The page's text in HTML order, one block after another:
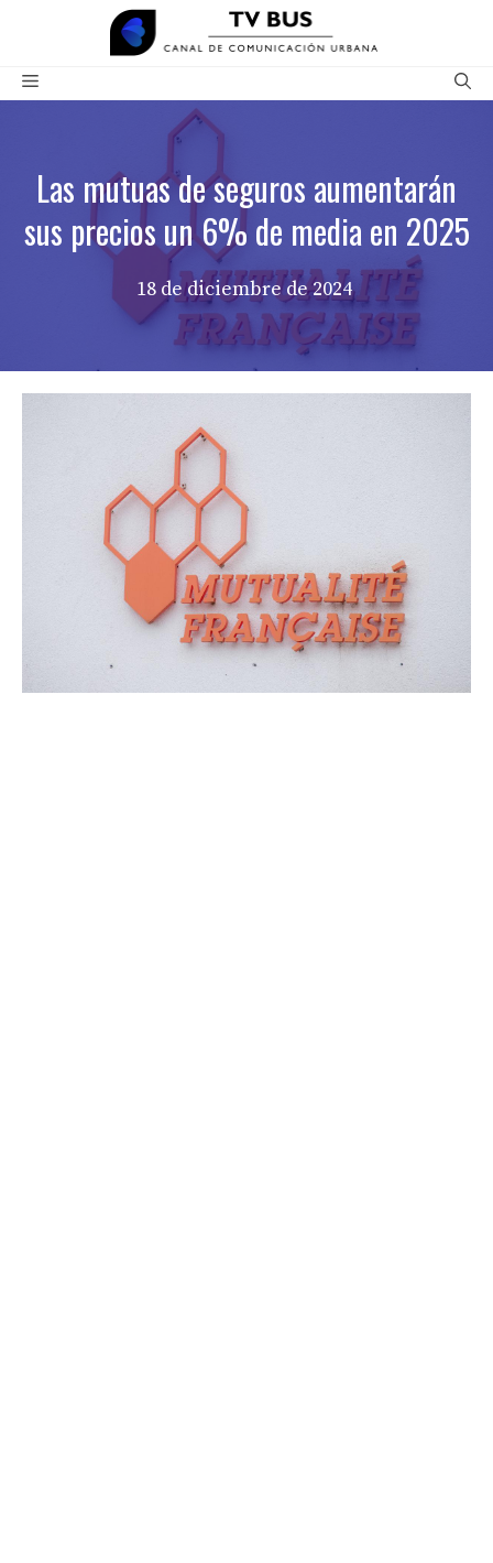
contenido
Menú
Las mutuas de seguros aumentarán
sus precios un 6% de media en 2025
18 de diciembre de 2024